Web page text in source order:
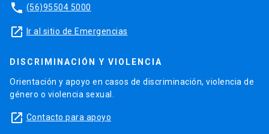
phone (56)95504 5000
launch Ir al sitio de Emergencias
DISCRIMINACIÓN Y VIOLENCIA
Orientación y apoyo en casos de discriminación, violencia de
género o violencia sexual.
launch Contacto para apoyo